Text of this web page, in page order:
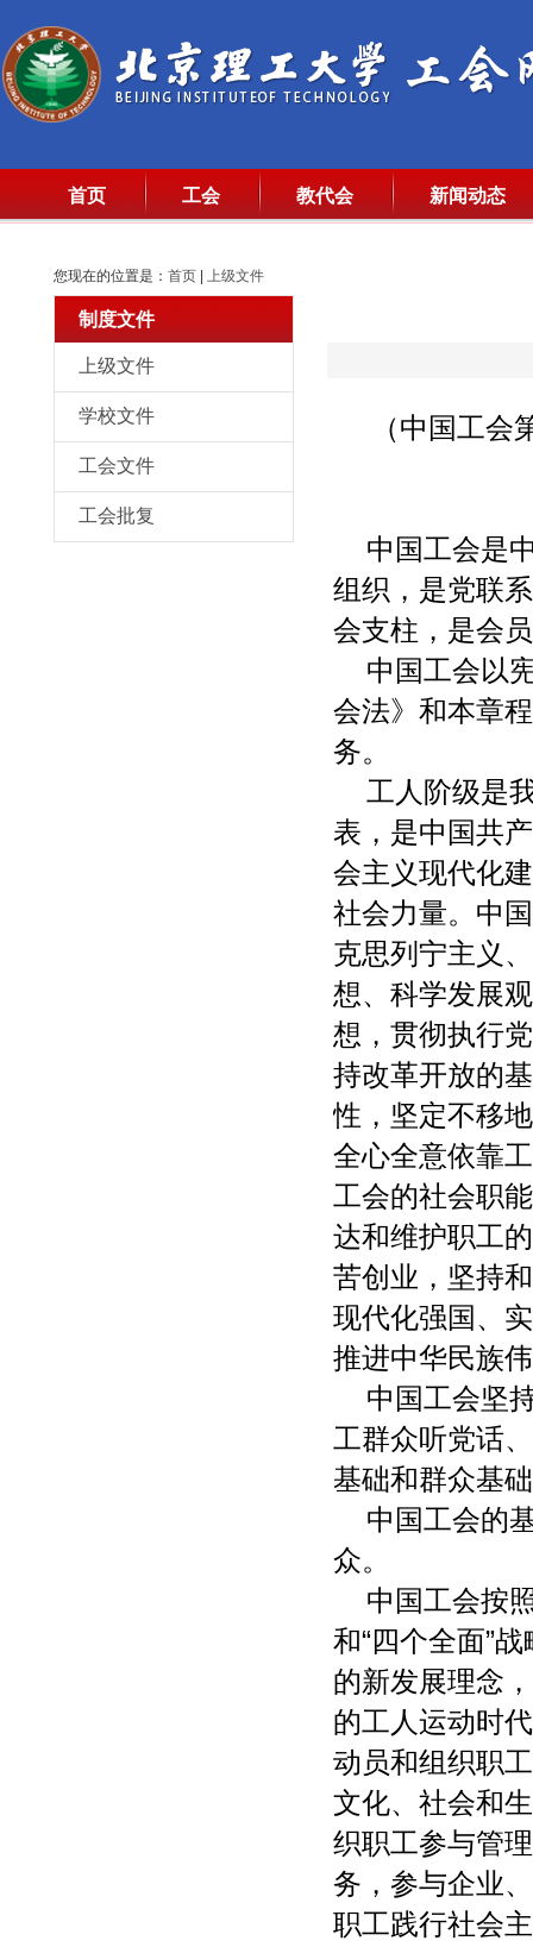
首页 工会 教代会 新闻动态
您现在的位置是： 首页 上级文件
制度文件
上级文件
学校文件
工会文件
工会批复
（中国工
中国工会是
组织，是党联
会支柱，是会
中国工会以
会法》和本章
务。
工人阶级是
表，是中国共
会主义现代化
社会力量。中
克思列宁主义
想、科学发展
想，贯彻执行
持改革开放的
性，坚定不移
全心全意依靠
工会的社会职
达和维护职工
苦创业，坚持
现代化强国、
推进中华民族
中国工会坚
工群众听党话
基础和群众基
中国工会的
众。
中国工会按
和“四个全面”
的新发展理念
的工人运动时
动员和组织职
文化、社会和
织职工参与管
务，参与企业
职工践行社会